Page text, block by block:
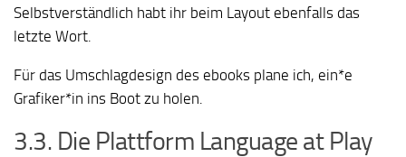
Selbstverständlich habt ihr beim Layout ebenfalls das
letzte Wort.
Für das Umschlagdesign des ebooks plane ich, ein*e
Grafiker*in ins Boot zu holen.
3.3. Die Plattform Language at Play